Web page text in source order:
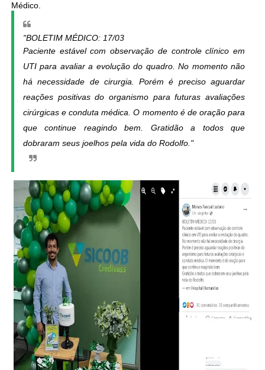
Médico.
"BOLETIM MÉDICO: 17/03
Paciente estável com observação de controle clínico em
UTI para avaliar a evolução do quadro. No momento não
há necessidade de cirurgia. Porém é preciso aguardar
reações positivas do organismo para futuras avaliações
cirúrgicas e conduta médica. O momento é de oração para
que continue reagindo bem. Gratidão a todos que
dobraram seus joelhos pela vida do Rodolfo."